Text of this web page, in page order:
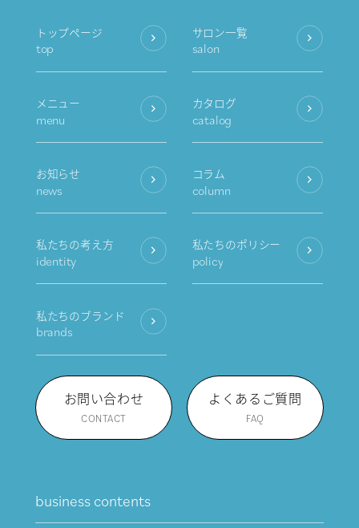
トップページ
top
サロン一覧
salon
メニュー
menu
カタログ
catalog
お知らせ
news
コラム
column
私たちの考え方
identity
私たちのポリシー
policy
私たちのブランド
brands
お問い合わせ
CONTACT
よくあるご質問
FAQ
business contents